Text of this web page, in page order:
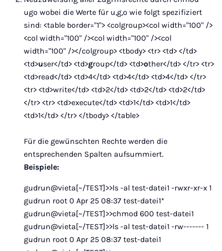
ugo wobei die Werte für u,g,o wie folgt spezifiziert
sind: <table border="1"> <colgroup><col width="100" />
<col width="100" /><col width="100" /><col
width="100" /></colgroup> <tbody> <tr> <td> </td>
<td>user</td> <td>group</td> <td>other</td> </tr> <tr>
<td>read</td> <td>4</td> <td>4</td> <td>4</td> </tr>
<tr> <td>write</td> <td>2</td> <td>2</td> <td>2</td>
</tr> <tr> <td>execute</td> <td>1</td> <td>1</td>
<td>1</td> </tr> </tbody> </table>
Für die gewünschten Rechte werden die
entsprechenden Spalten aufsummiert.
Beispiele:
gudrun@vieta[~/TEST]>>ls -al test-datei1 -rwxr-xr-x 1
gudrun root 0 Apr 25 08:37 test-datei1*
gudrun@vieta[~/TEST]>>chmod 600 test-datei1
gudrun@vieta[~/TEST]>>ls -al test-datei1 -rw------- 1
gudrun root 0 Apr 25 08:37 test-datei1